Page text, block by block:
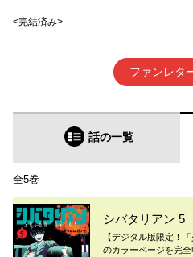
<完結済み>
ファンレタ
話の一覧
全5巻
シバタリアン 5
【デジタル版限定！
のカラーページを完